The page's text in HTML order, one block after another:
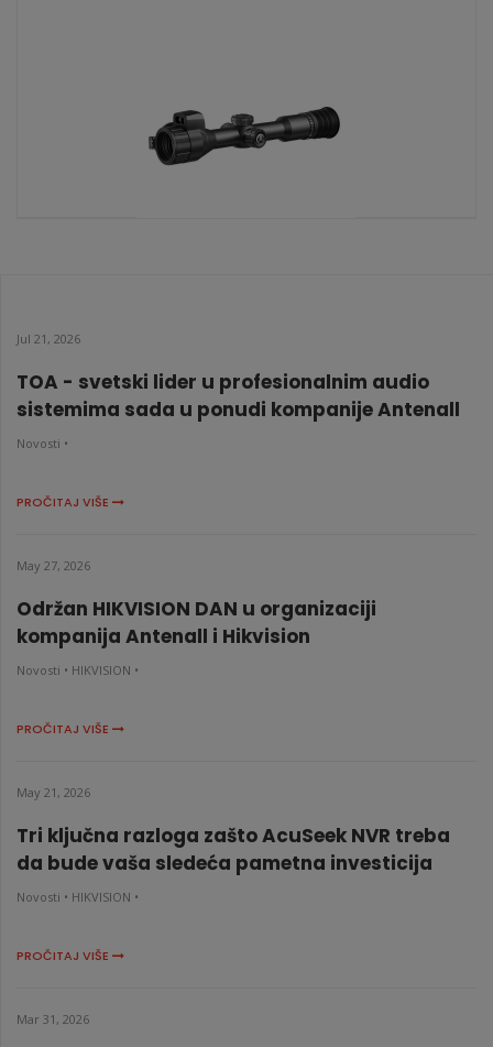
Jul 21, 2026
TOA - svetski lider u profesionalnim audio
sistemima sada u ponudi kompanije Antenall
Novosti •
PROČITAJ VIŠE
May 27, 2026
Održan HIKVISION DAN u organizaciji
kompanija Antenall i Hikvision
Novosti • HIKVISION •
PROČITAJ VIŠE
May 21, 2026
Tri ključna razloga zašto AcuSeek NVR treba
da bude vaša sledeća pametna investicija
Novosti • HIKVISION •
PROČITAJ VIŠE
Mar 31, 2026